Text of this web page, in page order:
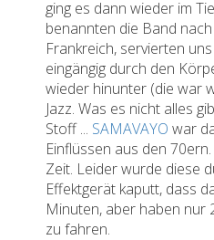
ging es dann wieder im
benannten die Band
Frankreich, servierten
eingängig durch den
wieder hinunter (die war
Jazz. Was es nicht alles
Stoff ... SAMAVAYO war
Einflüssen aus den
Zeit. Leider wurde diese
Effektgerät kaputt, dass
Minuten, aber haben nur
zu fahren.